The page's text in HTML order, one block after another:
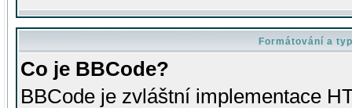
Formátování a
Co je BBCode?
BBCode je zvláštní implementace